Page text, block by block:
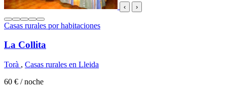
‹ ›
Casas rurales por habitaciones
La Collita
Torà , Casas rurales en Lleida
60 € / noche